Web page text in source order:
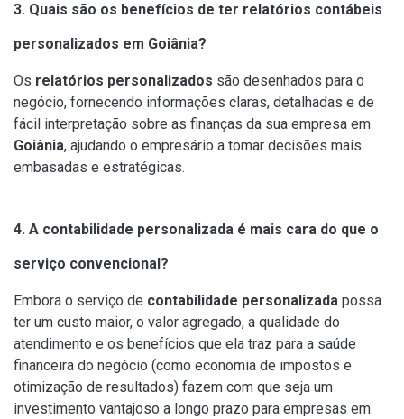
3. Quais são os benefícios de ter relatórios contábeis
personalizados em Goiânia?
Os relatórios personalizados são desenhados para o
negócio, fornecendo informações claras, detalhadas e de
fácil interpretação sobre as finanças da sua empresa em
Goiânia, ajudando o empresário a tomar decisões mais
embasadas e estratégicas.
4. A contabilidade personalizada é mais cara do que o
serviço convencional?
Embora o serviço de contabilidade personalizada possa
ter um custo maior, o valor agregado, a qualidade do
atendimento e os benefícios que ela traz para a saúde
financeira do negócio (como economia de impostos e
otimização de resultados) fazem com que seja um
investimento vantajoso a longo prazo para empresas em